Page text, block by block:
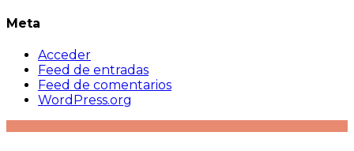
Meta
Acceder
Feed de entradas
Feed de comentarios
WordPress.org